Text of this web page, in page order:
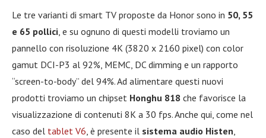
Le tre varianti di smart TV proposte da Honor sono in 50, 55
e 65 pollici , e su ognuno di questi modelli troviamo un
pannello con risoluzione 4K (3820 x 2160 pixel) con color
gamut DCI-P3 al 92%, MEMC, DC dimming e un rapporto
“screen-to-body” del 94%. Ad alimentare questi nuovi
prodotti troviamo un chipset Honghu 818 che favorisce la
visualizzazione di contenuti 8K a 30 fps. Anche qui, come nel
caso del tablet V6 , è presente il sistema audio Histen